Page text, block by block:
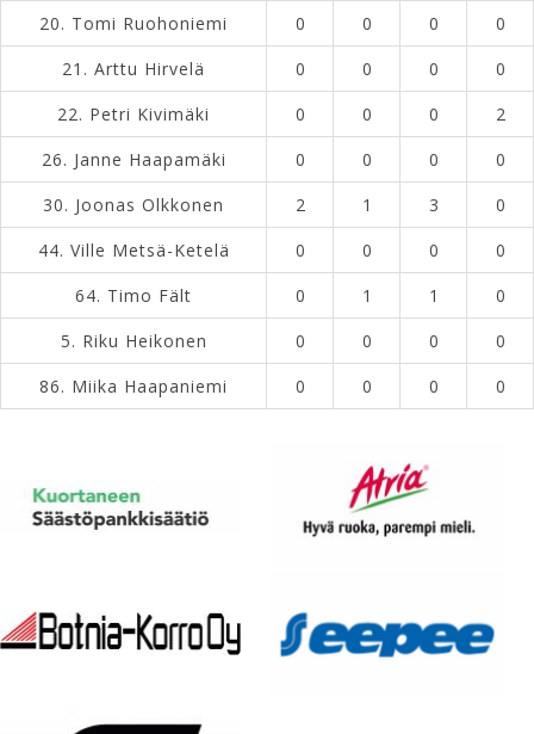
20. Tomi Ruohoniemi 0 0 0
0
21. Arttu Hirvelä 0 0 0
0
22. Petri Kivimäki 0 0 0
2
26. Janne Haapamäki 0 0 0
0
30. Joonas Olkkonen 2 1 3
0
44. Ville Metsä-Ketelä 0 0 0
0
64. Timo Fält 0 1 1
0
5. Riku Heikonen 0 0 0
0
86. Miika Haapaniemi 0 0 0 0